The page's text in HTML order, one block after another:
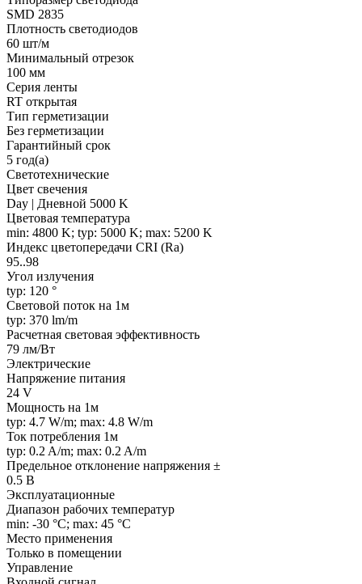
SMD 2835
Плотность светодиодов
60 шт/м
Минимальный отрезок
100 мм
Серия ленты
RT открытая
Тип герметизации
Без герметизации
Гарантийный срок
5 год(а)
Светотехнические
Цвет свечения
Day | Дневной 5000 K
Цветовая температура
min: 4800 K; typ: 5000 K; max: 5200 K
Индекс цветопередачи CRI (Ra)
95..98
Угол излучения
typ: 120 °
Световой поток на 1м
typ: 370 lm/m
Расчетная световая эффективность
79 лм/Вт
Электрические
Напряжение питания
24 V
Мощность на 1м
typ: 4.7 W/m; max: 4.8 W/m
Ток потребления 1м
typ: 0.2 A/m; max: 0.2 A/m
Предельное отклонение напряжения ±
0.5 В
Эксплуатационные
Диапазон рабочих температур
min: -30 °C; max: 45 °C
Место применения
Только в помещении
Управление